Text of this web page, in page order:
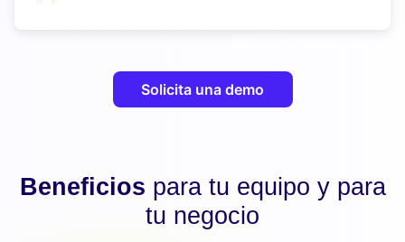
Solicita una demo
Beneficios para tu equipo y para
tu negocio